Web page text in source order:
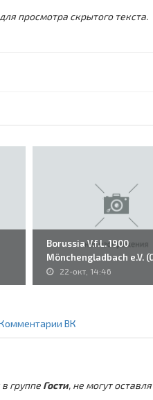
просмотра скрытого текста.
Borussia V.f.L. 1900
Mönchengladbach e.V.
Juventus..
22-окт, 14:46
ВК
группе Гости, не могут